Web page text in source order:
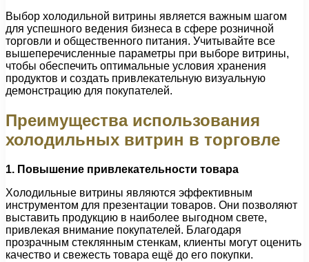
Выбор холодильной витрины является важным шагом
для успешного ведения бизнеса в сфере розничной
торговли и общественного питания. Учитывайте все
вышеперечисленные параметры при выборе витрины,
чтобы обеспечить оптимальные условия хранения
продуктов и создать привлекательную визуальную
демонстрацию для покупателей.
Преимущества использования
холодильных витрин в торговле
1. Повышение привлекательности товара
Холодильные витрины являются эффективным
инструментом для презентации товаров. Они позволяют
выставить продукцию в наиболее выгодном свете,
привлекая внимание покупателей. Благодаря
прозрачным стеклянным стенкам, клиенты могут оценить
качество и свежесть товара ещё до его покупки.